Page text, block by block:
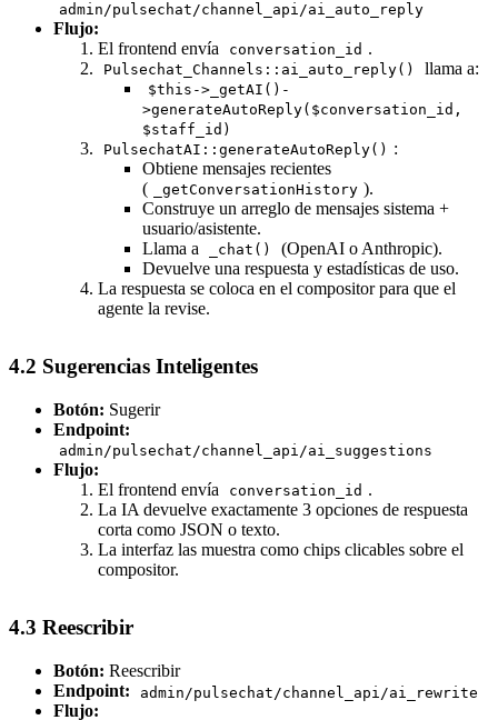
admin/pulsechat/channel_api/ai_auto_reply
Flujo:
El frontend envía
conversation_id .
Pulsechat_Channels::ai_auto_reply() llama a:
$this->_getAI()-
>generateAutoReply($conversation_id,
$staff_id)
PulsechatAI::generateAutoReply() :
Obtiene mensajes recientes
(
_getConversationHistory ).
Construye un arreglo de mensajes sistema +
usuario/asistente.
Llama a
_chat()
(OpenAI o Anthropic).
Devuelve una respuesta y estadísticas de uso.
La respuesta se coloca en el compositor para que el
agente la revise.
4.2 Sugerencias Inteligentes
Botón: Sugerir
Endpoint:
admin/pulsechat/channel_api/ai_suggestions
Flujo:
El frontend envía
conversation_id .
La IA devuelve exactamente 3 opciones de respuesta
corta como JSON o texto.
La interfaz las muestra como chips clicables sobre el
compositor.
4.3 Reescribir
Botón: Reescribir
Endpoint:
admin/pulsechat/channel_api/ai_rewrite
Flujo: